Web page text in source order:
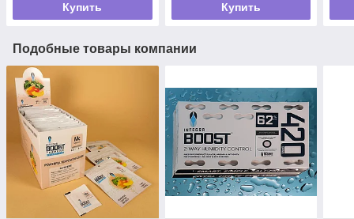
Купить Купить
Подобные товары компании